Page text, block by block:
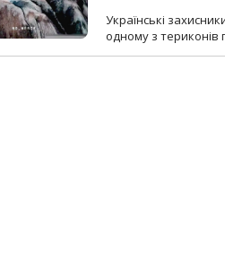
Українські
одному з териконів